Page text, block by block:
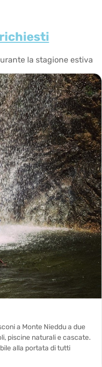
la stagione estiva
a Monte Nieddu a due
piscine naturali e cascate.
alla portata di tutti